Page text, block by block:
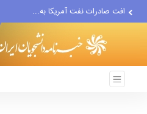
افت صادرات نفت آمریکا به...
انصارالله حمله به یک نفتکش...
حادثه امنیتی دریایی در جنوب...